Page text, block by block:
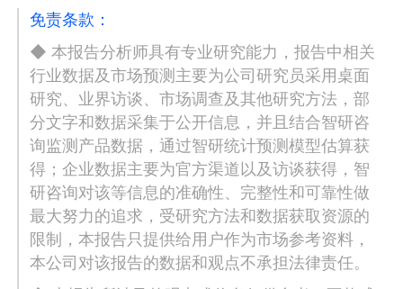
免责条款：
◆ 本报告分析师具有专业研究能力，报告中相关
行业数据及市场预测主要为公司研究员采用桌面
研究、业界访谈、市场调查及其他研究方法，部
分文字和数据采集于公开信息，并且结合智研咨
询监测产品数据，通过智研统计预测模型估算获
得；企业数据主要为官方渠道以及访谈获得，智
研咨询对该等信息的准确性、完整性和可靠性做
最大努力的追求，受研究方法和数据获取资源的
限制，本报告只提供给用户作为市场参考资料，
本公司对该报告的数据和观点不承担法律责任。